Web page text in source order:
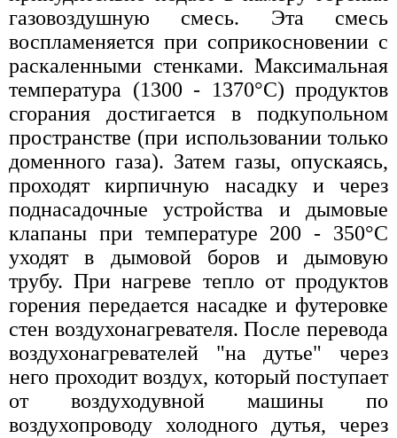
газовоздушную смесь. Эта смесь
воспламеняется при соприкосновении с
раскаленными стенками. Максимальная
температура (1300 - 1370°С) продуктов
сгорания достигается в подкупольном
пространстве (при использовании только
доменного газа). Затем газы, опускаясь,
проходят кирпичную насадку и через
поднасадочные устройства и дымовые
клапаны при температуре 200 - 350°С
уходят в дымовой боров и дымовую
трубу. При нагреве тепло от продуктов
горения передается насадке и футеровке
стен воздухонагревателя. После перевода
воздухонагревателей "на дутье" через
него проходит воздух, который поступает
от воздуходувной машины по
воздухопроводу холодного дутья, через